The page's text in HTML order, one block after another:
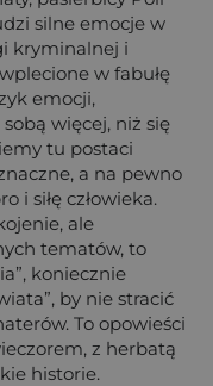
silne emocje w
kryminalnej i
w fabułę
emocji,
więcej, niż się
tu postaci
a na pewno
i siłę człowieka.
ale
tematów, to
koniecznie
by nie stracić
To opowieści
z herbatą
historie.